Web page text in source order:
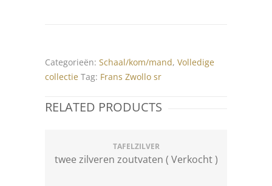
Categorieën: Schaal/kom/mand, Volledige
collectie Tag: Frans Zwollo sr
RELATED PRODUCTS
TAFELZILVER
twee zilveren zoutvaten ( Verkocht )